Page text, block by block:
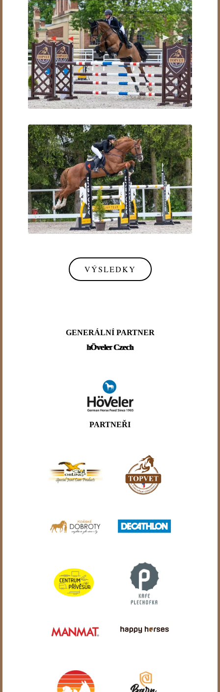
VÝSLEDKY
GENERÁLNÍ PARTNER
hÖveler Czech
PARTNEŘI